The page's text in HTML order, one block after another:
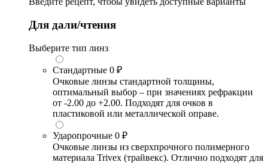
Для дали/чтения
Выберите тип линз
Стандартные 0 ₽
Очковые линзы стандартной толщины,
оптимальный выбор – при значениях рефракции
от -2.00 до +2.00. Подходят для очков в
пластиковой или металлической оправе.
Ударопрочные 0 ₽
Очковые линзы из сверхпрочного полимерного
материала Trivex (трайвекс). Отлично подходят для